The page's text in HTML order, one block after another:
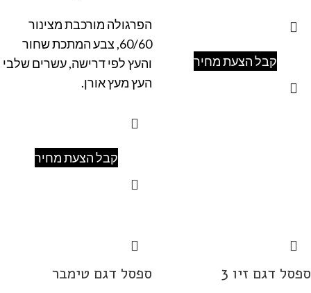
קבל הצעת מחיר
הפרגולה מורכבת מצינור
60/60, צבע המתכת שחור
והעץ לפי דרישה,עשרים שלבי
העץ מעץ אורן.
קבל הצעת מחיר
ספסל דגם זיו 3 ספסל דגם טימבר